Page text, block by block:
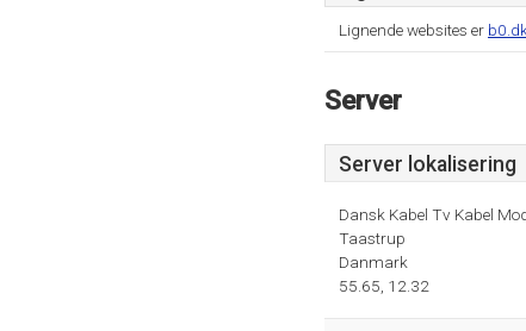
Lignende websites er b0.dk
Server
Server lokalisering
Dansk Kabel Tv Kabel
Taastrup
Danmark
55.65, 12.32